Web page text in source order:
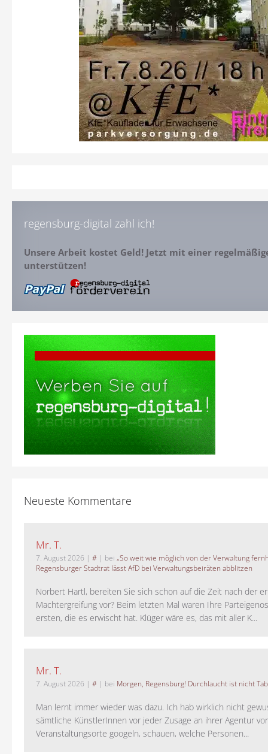
regensburg-digital zahl ich!
Unsere Arbeit kostet Geld! Jetzt mit einer
unterstützen!
Neueste Kommentare
Mr. T.
7. August 2026 | # | bei „So weit wie möglich von der Verwaltung
Regensburger Stadtrat lässt AfD bei Verwaltungsbeiräten abblitzen
Norbert Hartl, bereiten Sie sich schon auf die Zeit nach der
Machtergreifung vor? Beim letzten Mal waren Ihre
ersten, die es erwischt hat. Klüger wäre es, das mit aller K...
Mr. T.
7. August 2026 | # | bei Morgen, Regensburg! Durchlaucht ist nicht
Man lernt immer wieder was dazu. Ich hab wirklich nicht
sämtliche KünstlerInnen vor jeder Zusage an ihrer Agentur
Veranstaltungsorte googeln, schauen, welche Personen...